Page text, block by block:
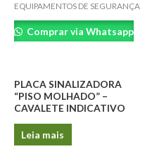
EQUIPAMENTOS DE SEGURANÇA
Comprar via Whatsapp
PLACA SINALIZADORA
“PISO MOLHADO” –
CAVALETE INDICATIVO
Leia mais